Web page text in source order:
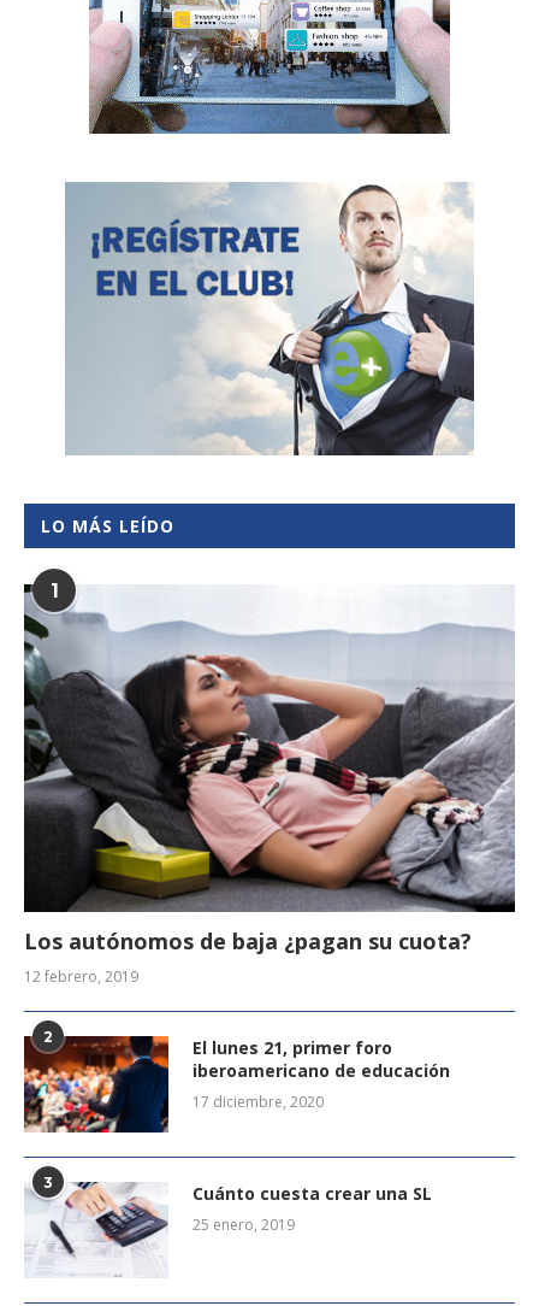
LO MÁS LEÍDO
1
Los autónomos de baja ¿pagan su cuota?
12 febrero, 2019
2
El lunes 21, primer foro
iberoamericano de educación
17 diciembre, 2020
3 Cuánto cuesta crear una SL
25 enero, 2019